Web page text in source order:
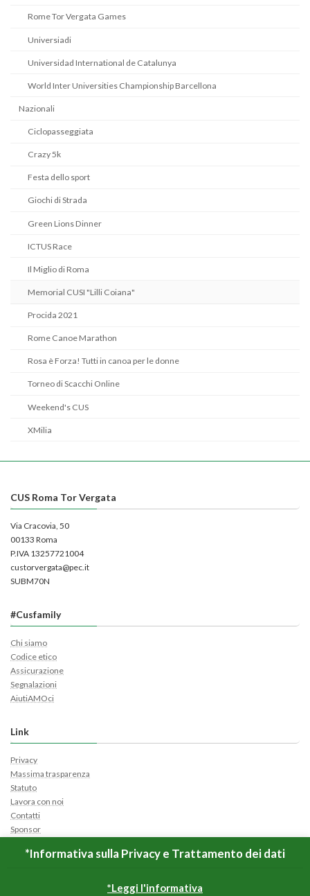
Rome Tor Vergata Games
Universiadi
Universidad International de Catalunya
World Inter Universities Championship Barcellona
Nazionali
Ciclopasseggiata
Crazy 5k
Festa dello sport
Giochi di Strada
Green Lions Dinner
ICTUS Race
Il Miglio di Roma
Memorial CUSI "Lilli Coiana"
Procida 2021
Rome Canoe Marathon
Rosa è Forza! Tutti in canoa per le donne
Torneo di Scacchi Online
Weekend's CUS
XMilia
CUS Roma Tor Vergata
Via Cracovia, 50
00133 Roma
P.IVA 13257721004
custorvergata@pec.it
SUBM70N
#Cusfamily
Chi siamo
Codice etico
Assicurazione
Segnalazioni
AiutiAMOci
Link
Privacy
Massima trasparenza
Statuto
Lavora con noi
Contatti
Sponsor
Apri Ticket
*Informativa sulla Privacy e Trattamento dei dati
*Leggi l'informativa